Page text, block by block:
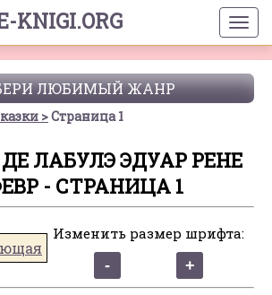
KNIGI.ORG
ЛЮБИМЫЙ ЖАНР
Страница 1
ЛАБУЛЭ ЭДУАР РЕНЕ
- СТРАНИЦА 1
Изменить размер шрифта: